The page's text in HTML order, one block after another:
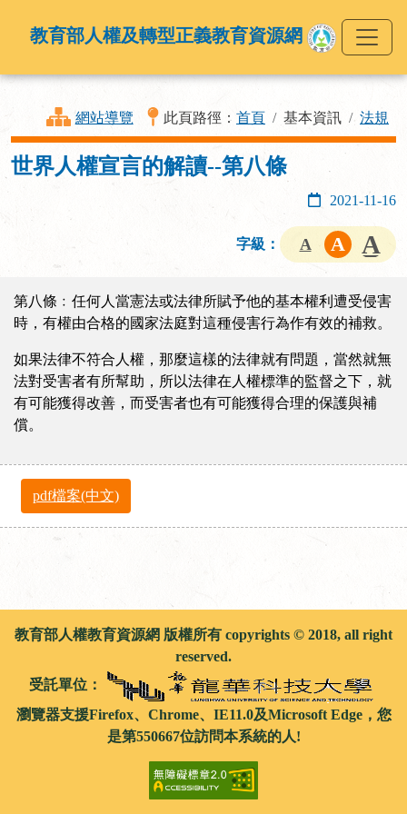
教育部人權及轉型正義教育資源網
網站導覽 此頁路徑： 首頁 基本資訊 法規
世界人權宣言的解讀--第八條
2021-11-16
字級：
第八條﹕任何人當憲法或法律所賦予他的基本權利遭受侵害
時，有權由合格的國家法庭對這種侵害行為作有效的補救。
如果法律不符合人權，那麼這樣的法律就有問題，當然就無
法對受害者有所幫助，所以法律在人權標準的監督之下，就
有可能獲得改善，而受害者也有可能獲得合理的保護與補
償。
pdf檔案(中文)
教育部人權教育資源網 版權所有 copyrights © 2018, all right
reserved.
受託單位：
瀏覽器支援Firefox、Chrome、IE11.0及Microsoft Edge，您
是第550667位訪問本系統的人!